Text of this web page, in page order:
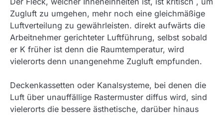
Zugluft zu umgehen, mehr noch eine gleichmäßige
Luftverteilung zu gewährleisten. direkt aufwärts die
Arbeitnehmer gerichteter Luftführung, selbst sobald
er K früher ist denn die Raumtemperatur, wird
vielerorts denn unangenehme Zugluft empfunden.
Deckenkassetten oder Kanalsysteme, bei denen die
Luft über unauffällige Rastermuster diffus wird, sind
vielerorts die bessere ästhetische, darüber hinaus